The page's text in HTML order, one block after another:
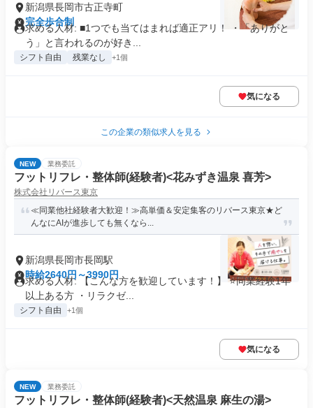
新潟県長岡市古正寺町
完全歩合制
求める人材: ■1つでも当てはまれば適正アリ！ ・「ありがと
う」と言われるのが好き...
シフト自由 残業なし +1個
気になる
この企業の類似求人を見る
NEW 業務委託
フットリフレ・整体師(経験者)<花みずき温泉 喜芳>
株式会社リバース東京
≪同業他社経験者大歓迎！≫高単価＆安定集客のリバース東京★ど
んなにAIが進歩しても無くなら...
新潟県長岡市長岡駅
時給2640円～3990円
求める人材: 【こんな方を歓迎しています！】 ⭐️同業経験1年
以上ある方 ・リラクゼ...
シフト自由 +1個
気になる
NEW 業務委託
フットリフレ・整体師(経験者)<天然温泉 麻生の湯>